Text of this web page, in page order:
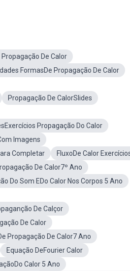
Propagação De Calor
FormasDe Propagação De Calor
Propagação De CalorSlides
Propagação Do Calor
Imagens
Completar
FluxoDe Calor
De Calor7º Ano
Do Som EDo Calor Nos Corpos 5 Ano
De Calçor
De Calor
Propagação De Calor7 Ano
Equação DeFourier Calor
Calor 5 Ano